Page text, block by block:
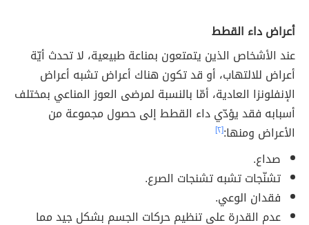
أعراض داء القطط
عند الأشخاص الذين يتمتعون بمناعة طبيعية، لا تحدث أيّة
أعراض للالتهاب، أو قد تكون هناك أعراض تشبه أعراض
الإنفلونزا العادية، أمّا بالنسبة لمرضى العوز المناعي بمختلف
أسبابه فقد يؤدّي داء القطط إلى حصول مجموعة من
الأعراض ومنها:[٢]
صداع.
تشنّجات تشبه تشنجات الصرع.
فقدان الوعي.
عدم القدرة على تنظيم حركات الجسم بشكل جيد مما